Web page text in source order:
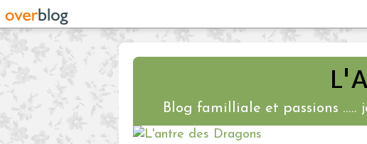
Blog familliale et passions